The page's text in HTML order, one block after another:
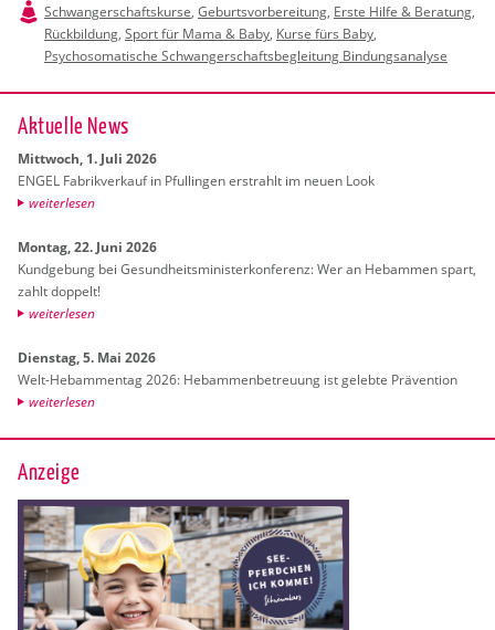
Schwangerschaftskurse, Geburtsvorbereitung, Erste Hilfe & Beratung,
Rückbildung, Sport für Mama & Baby, Kurse fürs Baby,
Psychosomatische Schwangerschaftsbegleitung Bindungsanalyse
Ak­tu­el­le News
Mitt­woch, 1. Juli 2026
ENGEL Fa­brik­ver­kauf in Pful­lin­gen er­strahlt im neuen Look
wei­ter­le­sen
Mon­tag, 22. Juni 2026
Kund­ge­bung bei Ge­sund­heits­mi­nis­ter­kon­fe­renz: Wer an Heb­am­men spart,
zahlt dop­pelt!
wei­ter­le­sen
Diens­tag, 5. Mai 2026
Welt-Heb­am­men­tag 2026: Heb­am­men­be­treu­ung ist ge­leb­te Prä­ven­ti­on
wei­ter­le­sen
Anzeige